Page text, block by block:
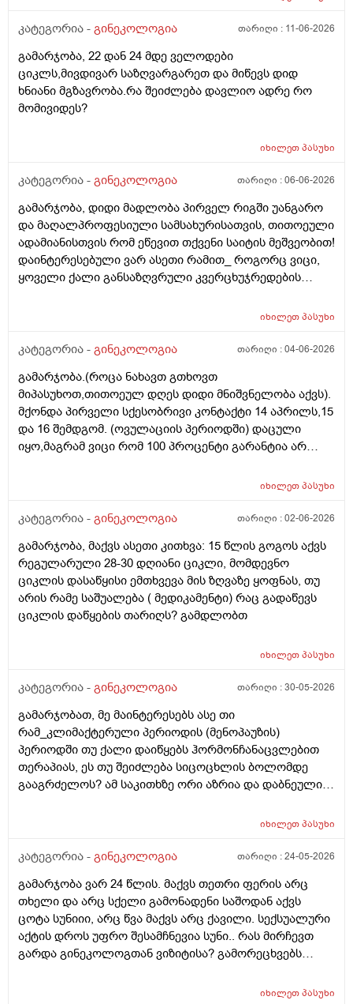
ასაკი 40
განმავლობაში ? შესაძლოა ისევ 23 ან 25 დღიანი
რამეა.ზოგადად წლებია აუტოიმონური თირეოდიტი
მაქვს.ხშირად მაქვს სანერვიულო.რითი შეიძლება
უნდაცკვების სახით რომ ვმართო ციკლის დღეები?
კატეგორია - გინეკოლოგია თარიღი : 11-06-2026
გამარჯობა, 22 დან 24 მდე ველოდები
ციკლს,მივდივარ საზღვარგარეთ და მიწევს დიდ
ხნიანი მგზავრობა.რა შეიძლება დავლიო ადრე რო
მომივიდეს?
იხილეთპასუხი
კატეგორია - გინეკოლოგია თარიღი :06-06-2026
გამარჯობა, დიდი მადლობა პირველ რიგში უანგარო
და მაღალპროფესიული სამსახურისათვის, თითოეული
ადამიანისთვის რომ ეწევით თქვენი საიტის მეშვეობით!
დაინტერესებული ვარ ასეთი რამით_ როგორც ვიცი,
ყოველი ქალი განსაზღვრული კვერცხუჯრედების
თითოელისთვის, ეს რიცხვი ინდივიდუალურია? რაზეა
(ჩვილობიდან) რომელ პროცესებზე? ქალის
რომ დავუშვათ, ზოგიერთ ქალბატონს მეტი
რაოდენობა აქვთ მათ ორგანიზმში
კვერცხუჯრედებისა, დაბადების პროცესიდან და ზოგს
კი მცირე? მადლობთ!
იხილეთპასუხი
კატეგორია - გინეკოლოგია თარიღი :04-06-2026
გამარჯობა.(როცა ნახავთ გთხოვთ
მიპასუხოთ,თითოეულ დღეს დიდი მნიშვნელობა აქვს).
მქონდა პირველი სქესობრივი კონტაქტი 14 აპრილს,15
და 16 შემდგომ. (ოვულაციის პერიოდში) დაცული
იყო,მაგრამ ვიცი რომ 100 პროცენტი გარანტია არ
ვფოქრობ რადგანაც Implantation bleeding არსებობს და
ჩვეულებრივ 3-4 დღე,მაგრამ ადრე
მალევე ვირუსი შემხვდა,სიცხე,გულისრევის
შეგრძნებაც მქონდა. მალევე გავიკეთე
ტესტი,უარყოფითი იყო. ეგ უცნაური შეგრძნება
რამოდენიმე დღე მქონდა. ახლა მენტრუაციას
ველოდები,მაგრამ არ მომივიდა,შუალედი 28-32 დღე
მოქმედებსო,2 კვირის წინ სხვა ქალაქში გავემგვაზრე
გავიკეთე ისევ უარყოფითია. შემდეგი 1 კვირის
განმავლობაში ვერ ვახერხებ მისვლას ექიმთან. არის
რაიმე შანსი ფეხმძიმობის? აზრი აქვს განმეორებით
ტესტს? მენტრუაცია რეგულარული მქონდა ხოლმე28-
30 დღე შუალედი.
იხილეთპასუხი
კატეგორია - გინეკოლოგია თარიღი :02-06-2026
გამარჯობა, მაქვს ასეთი კითხვა: 15 წლის გოგოს აქვს
რეგულარული 28-30 დღიანი ციკლი, მომდევნო
ციკლის დასაწყისი ემთხვევა მის ზღვაზე ყოფნას, თუ
არის რამე საშუალება ( მედიკამენტი) რაც გადაწევს
ციკლის დაწყების თარიღს? გამდლობთ
იხილეთპასუხი
კატეგორია - გინეკოლოგია თარიღი :30-05-2026
გამარჯობათ, მე მაინტერესებს ასე თი
რამ_კლიმაქტერული პერიოდის (მენოპაუზის)
პერიოდში თუ ქალი დაიწყებს ჰორმონჩანაცვლებით
თერაპიას, ეს თუ შეიძლება სიცოცხლის ბოლომდე
გააგრძელოს? ამ საკითხზე ორი აზრია და დაბნეული
ჰორმონჩანაცვლებითი თერაპია (სიცოცხლის
დაავადებებსა და ალცჰაიმერის რისკს უმცირებს და
სიმსივნურ პროცესებს უწყობს ხელს (საშვილოსნო,
საკვერცხეები და უპირველესად, მკერდი). თუ
შეიძლება, მითხრათ_დიდი მადლობა
გულისხმიერებისთვის!
იხილეთპასუხი
კატეგორია - გინეკოლოგია თარიღი :24-05-2026
გამარჯობა ვარ 24 წლის. მაქვს თეთრი ფერის არც
თხელი და არც სქელი გამონადენი საშოდან აქვს
ცოტა სუნიიი, არც წვა მაქვს არც ქავილი. სექსუალური
აქტის დროს უფრო შესამჩნევია სუნი.. რას მირჩევთ
გარდა გინეკოლოგთან ვიზიტისა? გამორეცხვებს
მაინტერესებს პირიდან ამომდის რაღაცნაირი სუნი
იხილეთპასუხი